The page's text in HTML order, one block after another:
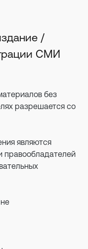
/
СМИ
без
разрешается со
являются
правообладателей